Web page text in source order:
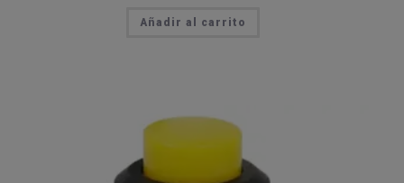
Añadir al carrito